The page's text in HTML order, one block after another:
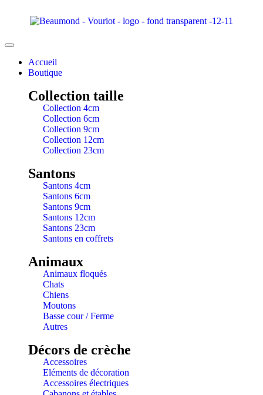
Accueil
Boutique
Collection taille
Collection 4cm
Collection 6cm
Collection 9cm
Collection 12cm
Collection 23cm
Santons
Santons 4cm
Santons 6cm
Santons 9cm
Santons 12cm
Santons 23cm
Santons en coffrets
Animaux
Animaux floqués
Chats
Chiens
Moutons
Basse cour / Ferme
Autres
Décors de crèche
Accessoires
Eléments de décoration
Accessoires électriques